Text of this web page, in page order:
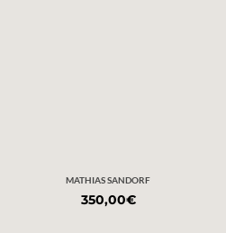
MATHIAS SANDORF
350,00€